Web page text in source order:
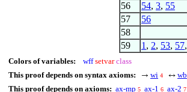
56 54, 3, 55
57 56
58
59 1 , 2, 53, 57,
Colors of variables: wff setvar class
This proof depends on syntax axioms:
→ wi 4 ↔ wb
This proof depends on axioms: ax-mp 5 ax-1 6 ax-2 7